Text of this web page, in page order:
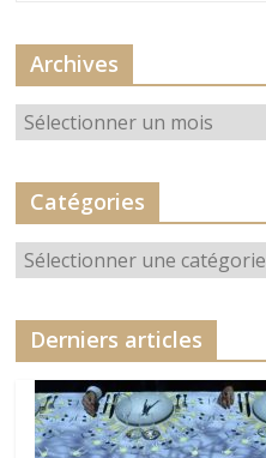
Archives
Archives
Catégories
Catégories
Derniers articles